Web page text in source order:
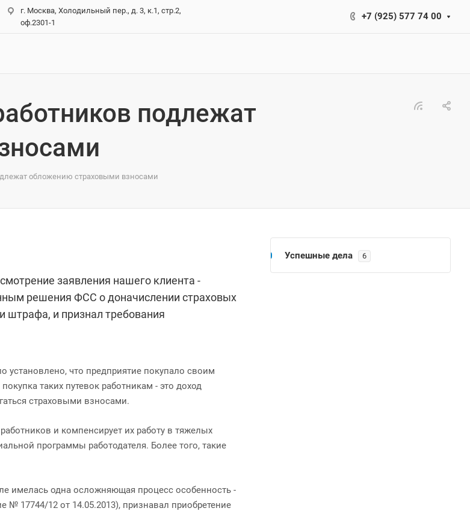
г. Москва, Холодильный пер., д. 3, к.1, стр.2,
оф.2301-1
+7 (925) 577 74 00
подлежат
обложению страховыми взносами
заявления нашего клиента -
решения ФСС о доначислении страховых
штрафа, и признал требования
установлено, что предприятие покупало своим
таких путевок работникам - это доход
страховыми взносами.
и компенсирует их работу в тяжелых
программы работодателя. Более того, такие
имелась одна осложняющая процесс особенность -
17744/12 от 14.05.2013), признавал приобретение
Успешные дела 6